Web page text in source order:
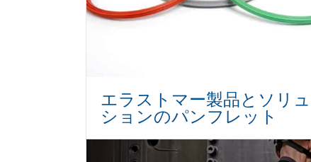
エラストマー製品とソリ
ションのパンフレット